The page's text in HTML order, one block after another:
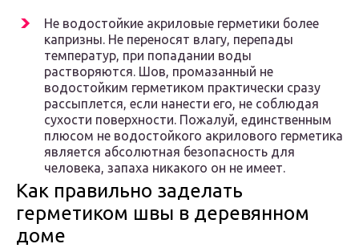
Не водостойкие акриловые герметики более
капризны. Не переносят влагу, перепады
температур, при попадании воды
растворяются. Шов, промазанный не
водостойким герметиком практически сразу
рассыплется, если нанести его, не соблюдая
сухости поверхности. Пожалуй, единственным
плюсом не водостойкого акрилового герметика
является абсолютная безопасность для
человека, запаха никакого он не имеет.
Как правильно заделать
герметиком швы в деревянном
доме